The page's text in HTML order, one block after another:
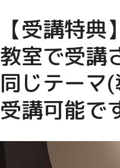
【受講特典】
教室で受講
同じテーマ
受講可能で